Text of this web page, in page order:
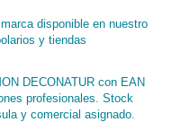
disponible en nuestro
y tiendas
DECONATUR con EAN
profesionales. Stock
y comercial asignado.